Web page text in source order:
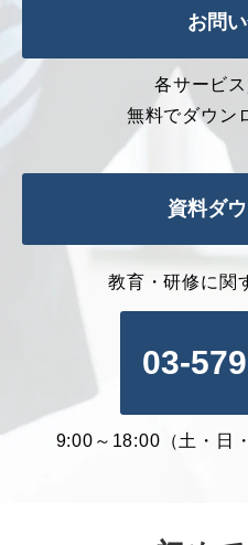
お問
各サービ
無料でダウン
資料ダ
教育・研修に関
03-
9:00～18:00（土・日